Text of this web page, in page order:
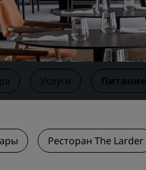
в Китае
Услуги Питание
Ресторан The Larder